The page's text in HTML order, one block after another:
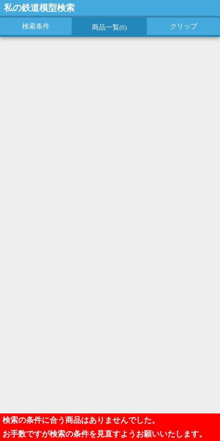
私の鉄道模型検索
検索条件 商品一覧(0) クリップ
検索の条件に合う商品はありませんでした。
お手数ですが検索の条件を見直すようお願いいたします。